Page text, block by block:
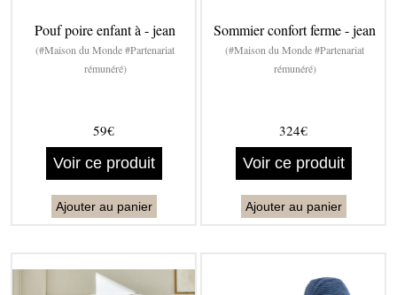
Pouf poire enfant à - jean
(#Maison du Monde #Partenariat
rémunéré)
59€
Voir ce produit
Ajouter au panier
Sommier confort ferme - jean
(#Maison du Monde #Partenariat
rémunéré)
324€
Voir ce produit
Ajouter au panier